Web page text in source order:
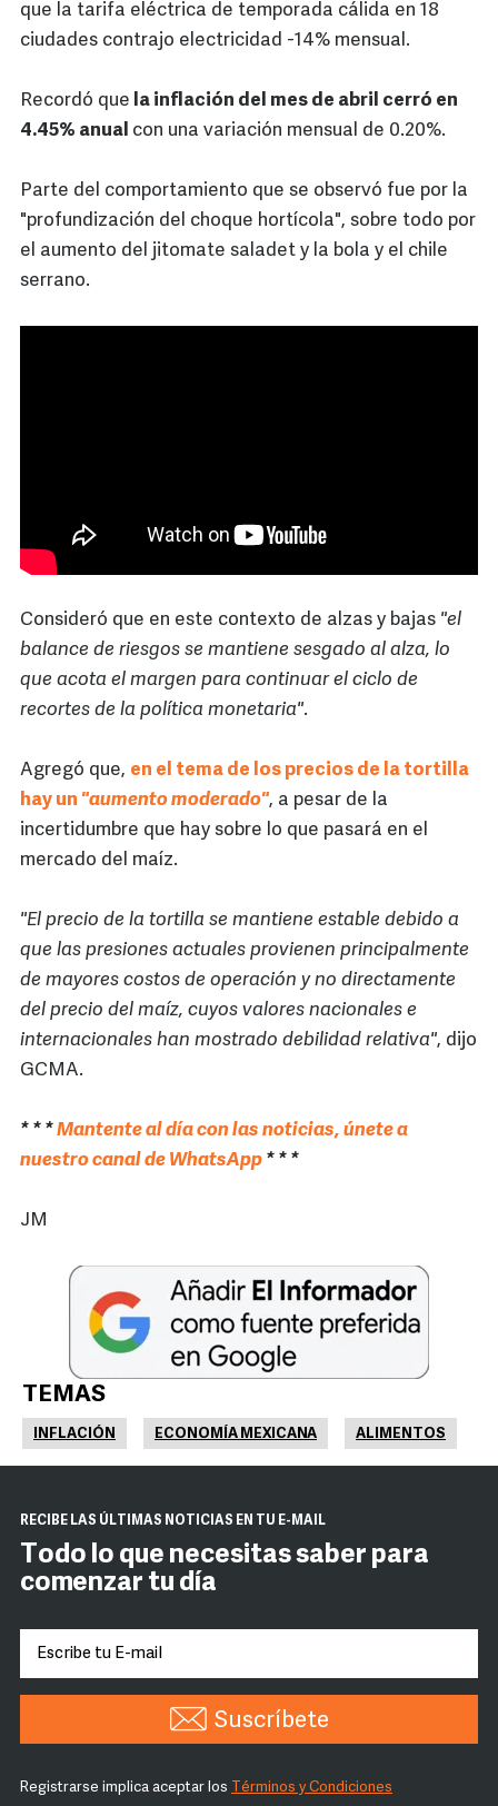
que la tarifa eléctrica de temporada cálida en 18
ciudades contrajo electricidad -14% mensual.
Recordó que la inflación del mes de abril cerró en
4.45% anual con una variación mensual de 0.20%.
Parte del comportamiento que se observó fue por la
"profundización del choque hortícola", sobre todo por
el aumento del jitomate saladet y la bola y el chile
serrano.
Consideró que en este contexto de alzas y bajas "el
balance de riesgos se mantiene sesgado al alza, lo
que acota el margen para continuar el ciclo de
recortes de la política monetaria".
Agregó que, en el tema de los precios de la tortilla
hay un "aumento moderado", a pesar de la
incertidumbre que hay sobre lo que pasará en el
mercado del maíz.
"El precio de la tortilla se mantiene estable debido a
que las presiones actuales provienen principalmente
de mayores costos de operación y no directamente
del precio del maíz, cuyos valores nacionales e
internacionales han mostrado debilidad relativa", dijo
GCMA.
* * *Mantente al día con las noticias, únete a
nuestro canal de WhatsApp * * *
JM
TEMAS
INFLACIÓN ECONOMÍA MEXICANA ALIMENTOS
RECIBE LAS ÚLTIMAS NOTICIAS EN TU E-MAIL
Todo lo que necesitas saber para
comenzar tu día
Suscríbete
Registrarse implica aceptar los Términos y Condiciones